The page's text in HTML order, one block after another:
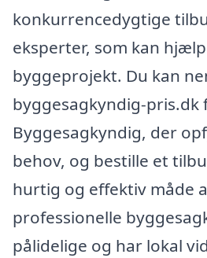
konkurrencedygtige
eksperter, som kan
byggeprojekt. Du kan
byggesagkyndig-pris.dk
Byggesagkyndig, der
behov, og bestille et
hurtig og effektiv måde
professionelle
pålidelige og har lokal